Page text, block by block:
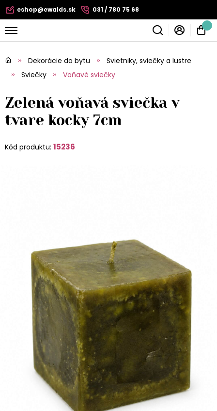
eshop@ewalds.sk 031 / 780 75 68
Dekorácie do bytu
Svietniky, sviečky a lustre
Sviečky
Voňavé sviečky
Zelená voňavá sviečka v
tvare kocky 7cm
Kód produktu: 15236